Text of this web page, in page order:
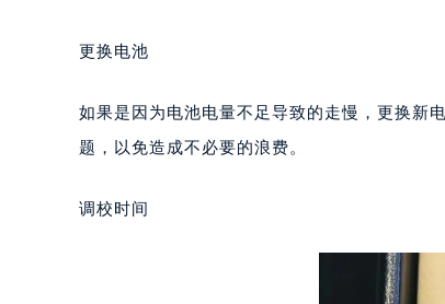
佛山市禅城区季华五路57号万
无锡市梁溪区人民中路139号
武汉市江汉区解放大道686号
南宁市青秀区金湖路59号地
更换电池
如果是因为电池电量不足导致的走慢，更换新
题，以免造成不必要的浪费。
调校时间